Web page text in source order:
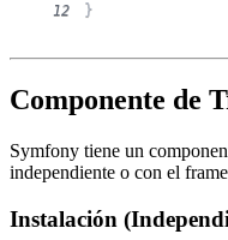
12 }
Componente de
Symfony tiene un
independiente o con el
Instalación